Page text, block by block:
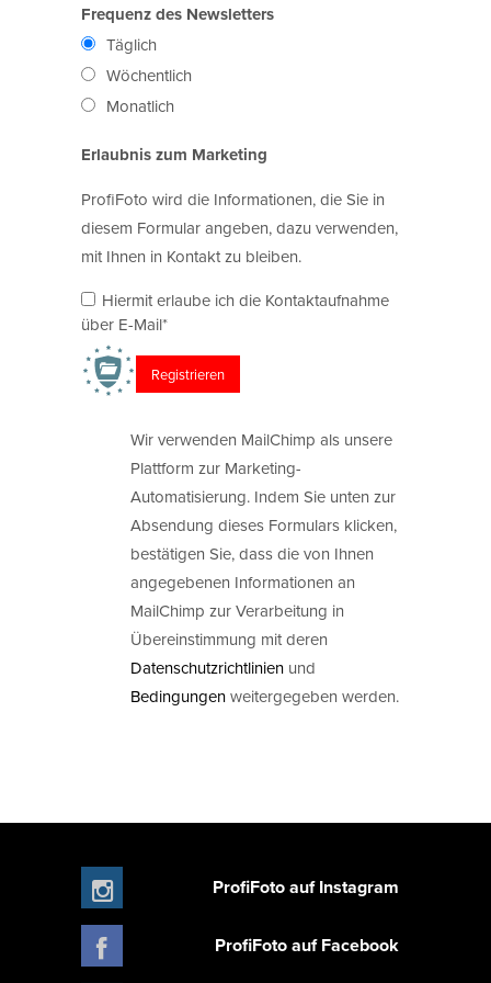
Frequenz des Newsletters
Täglich
Wöchentlich
Monatlich
Erlaubnis zum Marketing
ProfiFoto wird die Informationen, die Sie in
diesem Formular angeben, dazu verwenden,
mit Ihnen in Kontakt zu bleiben.
Hiermit erlaube ich die Kontaktaufnahme
über E-Mail*
Wir verwenden MailChimp als unsere
Plattform zur Marketing-
Automatisierung. Indem Sie unten zur
Absendung dieses Formulars klicken,
bestätigen Sie, dass die von Ihnen
angegebenen Informationen an
MailChimp zur Verarbeitung in
Übereinstimmung mit deren
Datenschutzrichtlinien und
Bedingungenweitergegeben werden.
ProfiFoto auf Instagram
ProfiFoto auf Facebook